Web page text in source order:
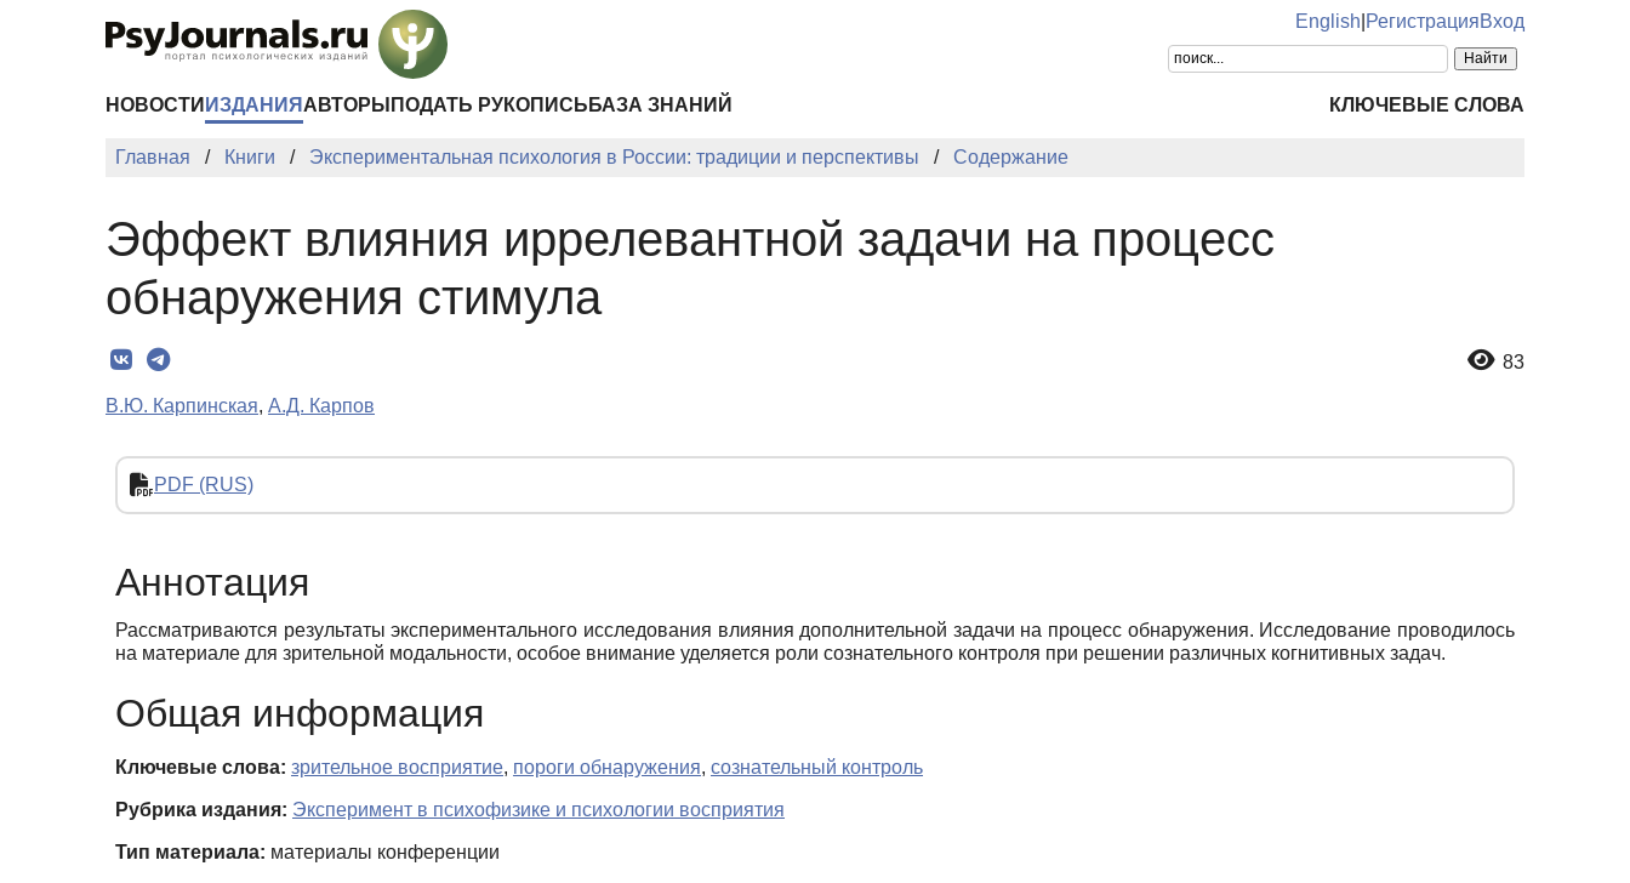
English РегистрацияВход
НОВОСТИ ИЗДАНИЯ АВТОРЫ ПОДАТЬ РУКОПИСЬ БАЗА ЗНАНИЙ КЛЮЧЕВЫЕ СЛОВА
Главная Книги Экспериментальная психология в России: традиции и перспективы Содержание
Эффект влияния иррелевантной задачи на процесс
обнаружения стимула
83
В.Ю. Карпинская, А.Д. Карпов
PDF (RUS)
Аннотация
Рассматриваются результаты экспериментального исследования влияния дополнительной задачи на процесс обнаружения. Исследование проводилось
на материале для зрительной модальности, особое внимание уделяется роли сознательного контроля при решении различных когнитивных задач.
Общая информация
Ключевые слова: зрительное восприятие, пороги обнаружения, сознательный контроль
Рубрика издания: Эксперимент в психофизике и психологии восприятия
Тип материала: материалы конференции